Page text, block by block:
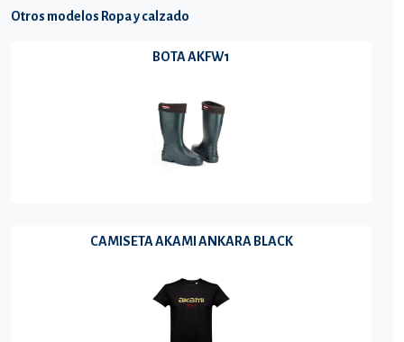
Otros modelos Ropa y calzado
BOTA AKFW1
CAMISETA AKAMI ANKARA BLACK